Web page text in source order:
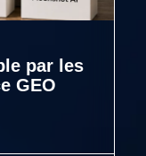
par les
GEO